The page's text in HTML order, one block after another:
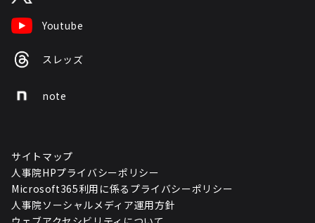
Youtube
スレッズ
note
サイトマップ
人事院HPプライバシーポリシー
Microsoft365利用に係るプライバシーポリシー
人事院ソーシャルメディア運用方針